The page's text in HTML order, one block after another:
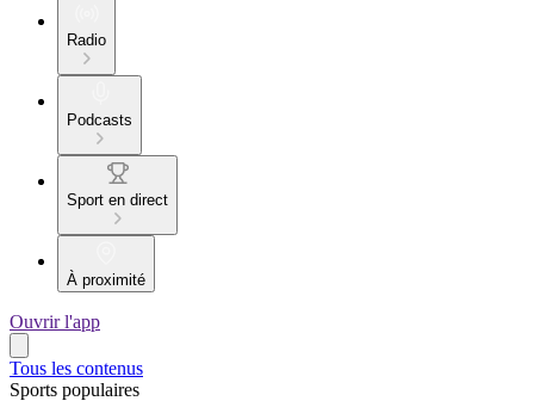
Radio
Podcasts
Sport en direct
À proximité
Ouvrir l'app
Tous les contenus
Sports populaires